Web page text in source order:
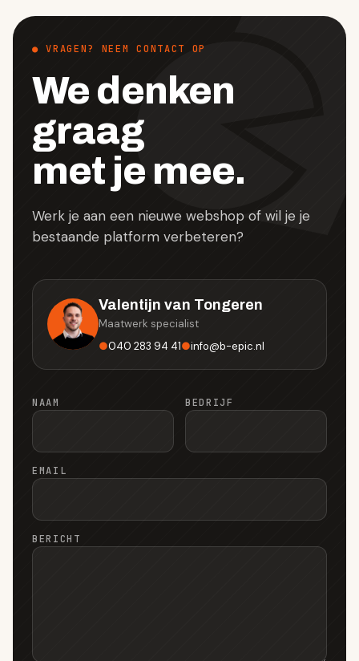
● VRAGEN? NEEM CONTACT OP
We denken
graag
met je mee.
Werk je aan een nieuwe webshop of wil je je
bestaande platform verbeteren?
Valentijn van Tongeren
Maatwerk specialist
●040 283 94 41●info@b-epic.nl
NAAM BEDRIJF
EMAIL
BERICHT